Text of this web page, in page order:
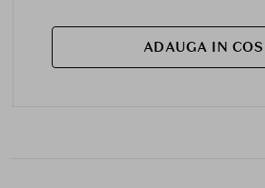
ADAUGA IN COS